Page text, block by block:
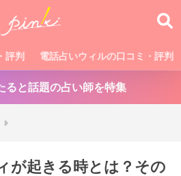
評判 電話占いウィルの口コミ・評判
ると話題の占い師を特集
が起きる時とは？その